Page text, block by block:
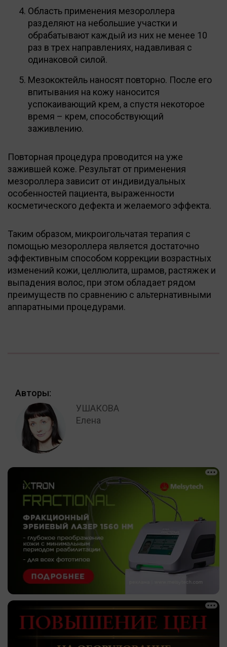
Область применения мезороллера
разделяют на небольшие участки и
обрабатывают каждый из них не менее 10
раз в трех направлениях, надавливая с
одинаковой силой.
Мезококтейль наносят повторно. После его
впитывания на кожу наносится
успокаивающий крем, а спустя некоторое
время – крем, способствующий
заживлению.
Повторная процедура проводится на уже
зажившей коже. Результат от применения
мезороллера зависит от индивидуальных
особенностей пациента, выраженности
косметического дефекта и желаемого эффекта.
Таким образом, микроигольчатая терапия с
помощью мезороллера является достаточно
эффективным способом коррекции возрастных
изменений кожи, целлюлита, шрамов, растяжек и
выпадения волос, при этом обладает рядом
преимуществ по сравнению с альтернативными
аппаратными процедурами.
Авторы:
УШАКОВА
Елена